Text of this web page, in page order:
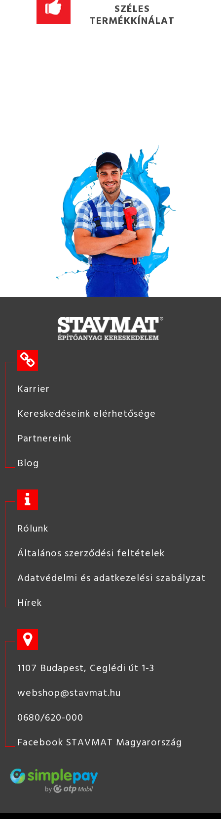
SZÉLES
TERMÉKKÍNÁLAT
Karrier
Kereskedéseink elérhetősége
Partnereink
Blog
Rólunk
Általános szerződési feltételek
Adatvédelmi és adatkezelési szabályzat
Hírek
1107 Budapest, Ceglédi út 1-3
webshop@stavmat.hu
0680/620-000
Facebook STAVMAT Magyarország